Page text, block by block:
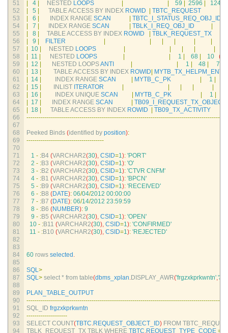
51
52
53
54
55
56
57
58
59
60
61
62
63
64
65
66
67
68
69
70
71
72
73
74
75
76
77
78
79
80
81
82
83
84
85
86
87
88
89
90
91
92
93
94
4 NESTED LOOPS 59 2596 124
5 TABLE ACCESS BY INDEX ROWID TBTC_REQUEST
6 INDEX RANGE SCAN TBTC_I_STATUS_REQ_OBJ_ID
7 INDEX RANGE SCAN TBLK_I_REQ_OBJ_ID
8 TABLE ACCESS BY INDEX ROWID
TBLK_REQUEST_TX
9 FILTER
10 NESTED LOOPS
11 NESTED LOOPS 1 68 10 (
12 NESTED LOOPS ANTI 1 48 7
13 TABLE ACCESS BY INDEX ROWID
14 INDEX RANGE SCAN MYTB_C_PK 1
15 INLIST ITERATOR
16 INDEX UNIQUE SCAN MYTB_C_PK 1
17 INDEX RANGE SCAN
18 TABLE ACCESS BY INDEX ROWID
TB09_TX_ACTIVITY
------------------------------------------------------------------------------------------------
Peeked Binds (identified by position):
--------------------------------------
1 - :B4 (VARCHAR2(30), CSID=1): 'PORT'
2 - :B3 (VARCHAR2(30), CSID=1): 'O'
3 - :B2 (VARCHAR2(30), CSID=1): 'CTVR CNFM'
4 - :B1 (VARCHAR2(30), CSID=1): 'BPCN'
5 - :B9 (VARCHAR2(30), CSID=1): 'RECEIVED'
6 - :B8 (DATE): 06/04/2012 00:00:00
7 - :B7 (DATE): 06/14/2012 23:59:59
8 - :B6 (NUMBER): 9
9 - :B5 (VARCHAR2(30), CSID=1): 'OPEN'
10 - :B11 (VARCHAR2(30), CSID=1): 'CONFIRMED'
11 - :B10 (VARCHAR2(30), CSID=1): 'REJECTED'
60 rows selected .
SQL>
SQL> select * from table(dbms_xplan.DISPLAY_AWR('frgzxkprkwntn',
PLAN_TABLE_OUTPUT
------------------------------------------------------------------------------------------------
SQL_ID frgzxkprkwntn
--------------------
SELECT COUNT(TBTC.REQUEST_OBJECT_ID) FROM
TBLK_REQUEST_TX TBLK WHERE TBTC.REQUEST_TYPE_CODE =